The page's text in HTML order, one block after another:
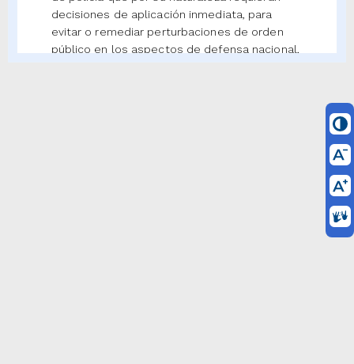
decisiones de aplicación inmediata, para
evitar o remediar perturbaciones de orden
público en los aspectos de defensa nacional,